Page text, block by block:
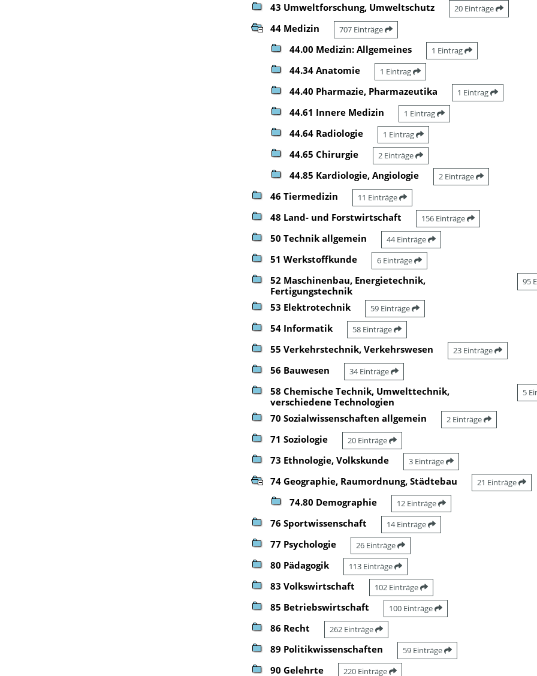
43 Umweltforschung, Umweltschutz 20 Einträge
44 Medizin 707 Einträge
44.00 Medizin: Allgemeines 1 Eintrag
44.34 Anatomie 1 Eintrag
44.40 Pharmazie, Pharmazeutika 1 Eintrag
44.61 Innere Medizin 1 Eintrag
44.64 Radiologie 1 Eintrag
44.65 Chirurgie 2 Einträge
44.85 Kardiologie, Angiologie 2 Einträge
46 Tiermedizin 11 Einträge
48 Land- und Forstwirtschaft 156 Einträge
50 Technik allgemein 44 Einträge
51 Werkstoffkunde 6 Einträge
52 Maschinenbau, Energietechnik,
Fertigungstechnik
95
53 Elektrotechnik 59 Einträge
54 Informatik 58 Einträge
55 Verkehrstechnik, Verkehrswesen 23 Einträge
56 Bauwesen 34 Einträge
58 Chemische Technik, Umwelttechnik,
verschiedene Technologien
5
70 Sozialwissenschaften allgemein 2 Einträge
71 Soziologie 20 Einträge
73 Ethnologie, Volkskunde 3 Einträge
74 Geographie, Raumordnung, Städtebau 21 Einträge
74.80 Demographie 12 Einträge
76 Sportwissenschaft 14 Einträge
77 Psychologie 26 Einträge
80 Pädagogik 113 Einträge
83 Volkswirtschaft 102 Einträge
85 Betriebswirtschaft 100 Einträge
86 Recht 262 Einträge
89 Politikwissenschaften 59 Einträge
90 Gelehrte 220 Einträge